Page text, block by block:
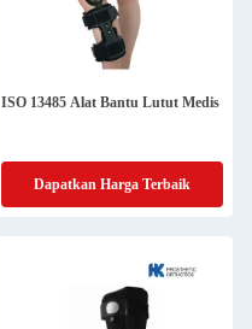
ISO 13485 Alat Bantu Lutut Medis
Dapatkan Harga Terbaik